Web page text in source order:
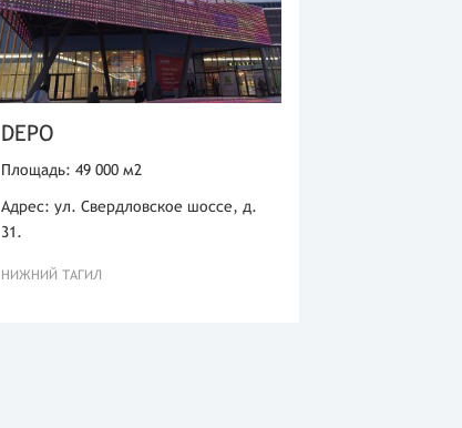
DEPO
Площадь: 49 000 м2
Адрес: ул. Свердловское шоссе, д.
31.
НИЖНИЙ ТАГИЛ